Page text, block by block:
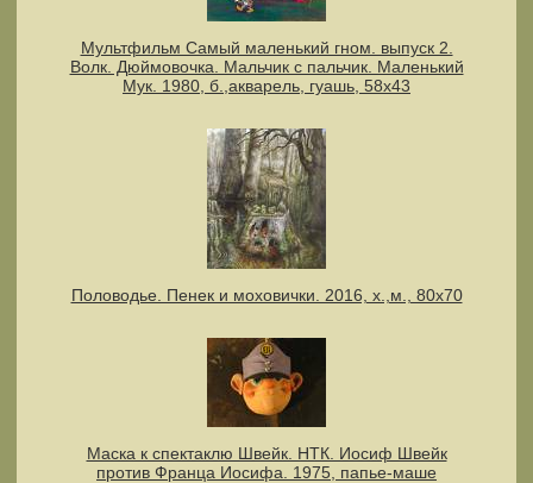
Мультфильм Самый маленький гном. выпуск 2.
Волк. Дюймовочка. Мальчик с пальчик. Маленький
Мук. 1980, б.,акварель, гуашь, 58х43
Половодье. Пенек и моховички. 2016, х.,м., 80х70
Маска к спектаклю Швейк. НТК. Иосиф Швейк
против Франца Иосифа. 1975, папье-маше